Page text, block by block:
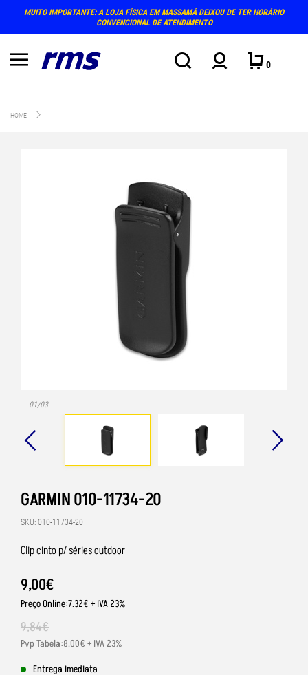
MUITO IMPORTANTE: A LOJA FÍSICA EM MASSAMÁ DEIXOU DE TER HORÁRIO
CONVENCIONAL DE ATENDIMENTO
0
HOME
01/03
GARMIN 010-11734-20
SKU: 010-11734-20
Clip cinto p/ séries outdoor
9,00€
Preço Online:7.32€ + IVA 23%
9,84€
Pvp Tabela:8.00€ + IVA 23%
Entrega imediata